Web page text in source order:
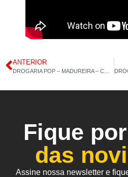
ANTERIOR
Fique
das
Assine nossa newsletter e